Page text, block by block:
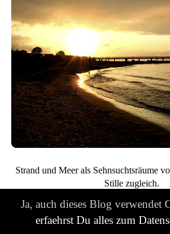
Strand und Meer als Sehnsuchtsräume
Stille zugleich.
Ja, auch dieses Blog verwendet
erfaehrst Du alles zum